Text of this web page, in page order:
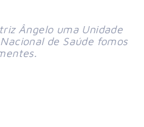
Ângelo uma Unidade
de Saúde fomos